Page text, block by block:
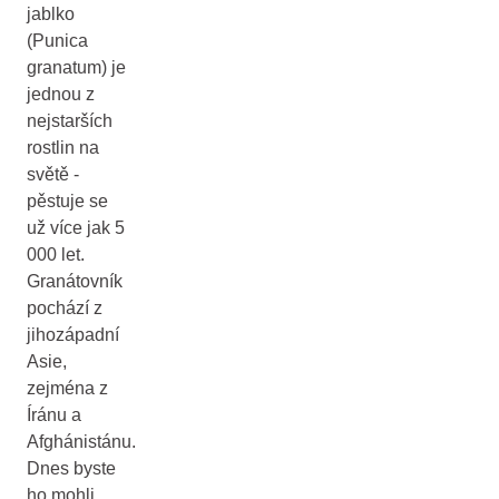
jablko
(Punica
granatum) je
jednou z
nejstarších
rostlin na
světě -
pěstuje se
už více jak 5
000 let.
Granátovník
pochází z
jihozápadní
Asie,
zejména z
Íránu a
Afghánistánu.
Dnes byste
ho mohli